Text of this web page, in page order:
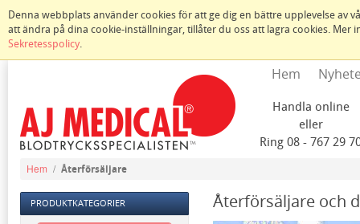
Denna webbplats använder cookies för att ge dig en bättre upplevelse av
att ändra på dina cookie-inställningar, tillåter du oss att lagra cookies.
Sekretesspolicy.
Hem
Handla online
eller
Ring 08 - 767 29
Hem / Återförsäljare
PRODUKTKATEGORIER Återförsäljare och